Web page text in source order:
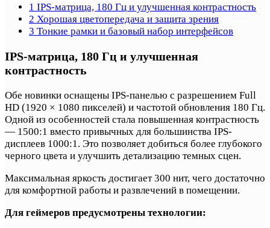
1 IPS-матрица, 180 Гц и улучшенная контрастность
2 Хорошая цветопередача и защита зрения
3 Тонкие рамки и базовый набор интерфейсов
IPS-матрица, 180 Гц и улучшенная
контрастность
Обе новинки оснащены IPS-панелью с разрешением Full
HD (1920 × 1080 пикселей) и частотой обновления 180 Гц.
Одной из особенностей стала повышенная контрастность
— 1500:1 вместо привычных для большинства IPS-
дисплеев 1000:1. Это позволяет добиться более глубокого
черного цвета и улучшить детализацию темных сцен.
Максимальная яркость достигает 300 нит, чего достаточно
для комфортной работы и развлечений в помещении.
Для геймеров предусмотрены технологии: